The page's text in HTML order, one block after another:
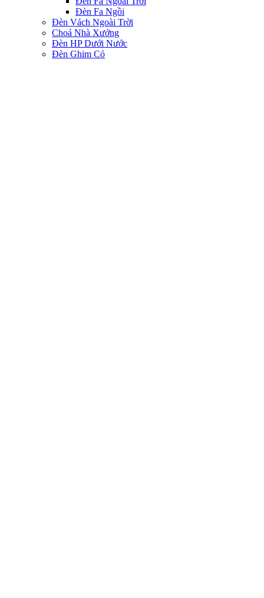
Đèn Fa Ngồi
Đèn Vách Ngoài Trời
Choá Nhà Xưởng
Đèn HP Dưới Nước
Đèn Ghim Cỏ